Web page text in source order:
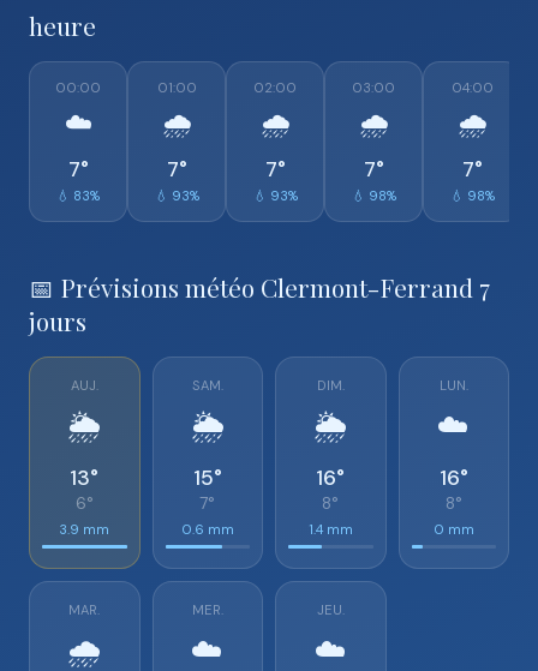
heure
00:00
☁️
7°
💧 83%
01:00
🌧️
7°
💧 93%
02:00
🌧️
7°
💧 93%
03:00
🌧️
7°
💧 98%
04:00
🌧️
7°
💧 98%
📅 Prévisions météo Clermont-Ferrand 7
jours
AUJ.
🌦️
13°
6°
3.9 mm
SAM.
🌦️
15°
7°
0.6 mm
DIM.
🌦️
16°
8°
1.4 mm
LUN.
☁️
16°
8°
0 mm
MAR.
🌧️
MER.
☁️
JEU.
☁️